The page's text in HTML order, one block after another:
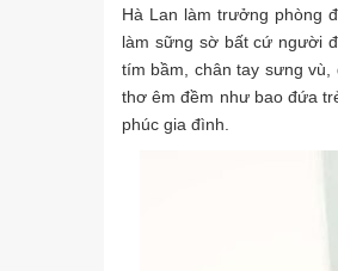
Hà Lan làm trưởng phòng
làm sững sờ bất cứ người
tím bầm, chân tay sưng
thơ êm đềm như bao đứa
phúc gia đình.